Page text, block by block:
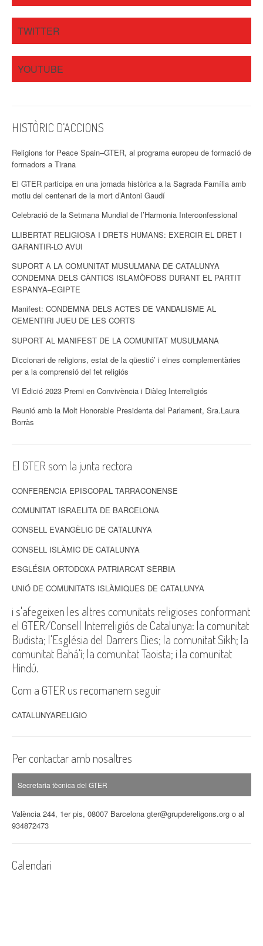
g
a
t
n
TWITTER
YOUTUBE
HISTÒRIC D’ACCIONS
Religions for Peace Spain–GTER, al programa europeu de formació de
formadors a Tirana
El GTER participa en una jornada històrica a la Sagrada Família amb
motiu del centenari de la mort d’Antoni Gaudí
Celebració de la Setmana Mundial de l’Harmonia Interconfessional
LLIBERTAT RELIGIOSA I DRETS HUMANS: EXERCIR EL DRET I
GARANTIR-LO AVUI
SUPORT A LA COMUNITAT MUSULMANA DE CATALUNYA
CONDEMNA DELS CÀNTICS ISLAMÒFOBS DURANT EL PARTIT
ESPANYA–EGIPTE
Manifest: CONDEMNA DELS ACTES DE VANDALISME AL
CEMENTIRI JUEU DE LES CORTS
SUPORT AL MANIFEST DE LA COMUNITAT MUSULMANA
Diccionari de religions, estat de la qüestió’ i eines complementàries
per a la comprensió del fet religiós
VI Edició 2023 Premi en Convivència i Diàleg Interreligiós
Reunió amb la Molt Honorable Presidenta del Parlament, Sra.Laura
Borràs
El GTER som la junta rectora
CONFERÈNCIA EPISCOPAL TARRACONENSE
COMUNITAT ISRAELITA DE BARCELONA
CONSELL EVANGÈLIC DE CATALUNYA
CONSELL ISLÀMIC DE CATALUNYA
ESGLÉSIA ORTODOXA PATRIARCAT SÈRBIA
UNIÓ DE COMUNITATS ISLÀMIQUES DE CATALUNYA
i s'afegeixen les altres comunitats religioses conformant
el GTER/Consell Interreligiós de Catalunya: la comunitat
Budista; l'Església del Darrers Dies; la comunitat Sikh; la
comunitat Bahá'í; la comunitat Taoista; i la comunitat
Hindú.
Com a GTER us recomanem seguir
CATALUNYARELIGIO
Per contactar amb nosaltres
Secretaria tècnica del GTER
València 244, 1er pis, 08007 Barcelona gter@grupdereligons.org o al
934872473
Calendari